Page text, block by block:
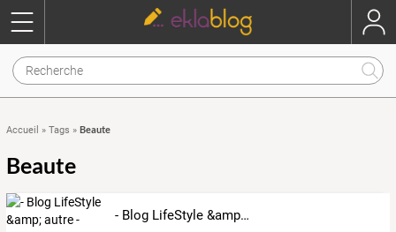
Accueil » Tags » Beaute
Beaute
- Blog LifeStyle &amp; autre -